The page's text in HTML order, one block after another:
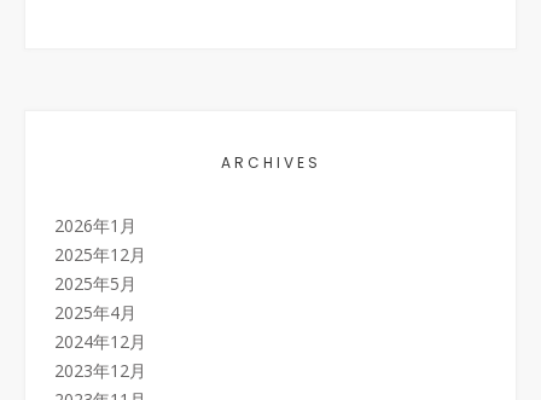
ARCHIVES
2026年1月
2025年12月
2025年5月
2025年4月
2024年12月
2023年12月